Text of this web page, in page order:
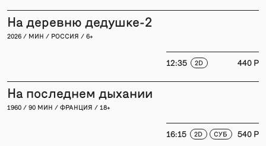
На деревню дедушке-2
2026 / МИН / РОССИЯ / 6+
12:35 2D 440 P
На последнем дыхании
1960 / 90 МИН / ФРАНЦИЯ / 18+
16:15 2D СУБ 540 P